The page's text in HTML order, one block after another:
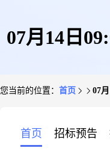
07月14日
您当前的位置： 首页 07
首页 招标预告